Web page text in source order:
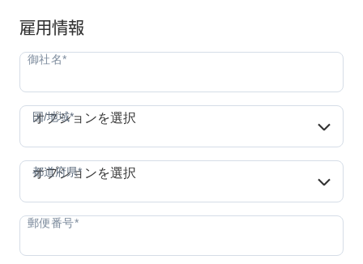
雇用情報
国/地域*
オプションを選択
都道府県*
オプションを選択